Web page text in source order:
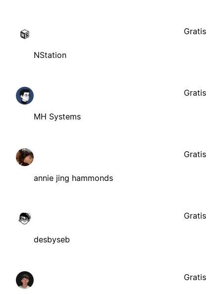
NStation
Gratis
MH Systems
Gratis
annie jing hammonds
Gratis
desbyseb
Gratis
Gratis